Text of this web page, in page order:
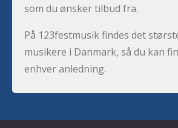
som du ønsker tilbud fra.
På 123festmusik findes det
musikere i Danmark, så du kan
enhver anledning.